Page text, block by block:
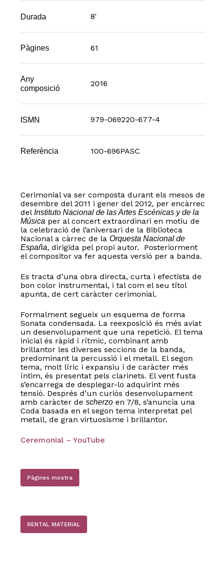
Durada 8'
Pàgines 61
Any
composició
2016
ISMN 979-069220-677-4
Referència 100-696PASC
Cerimonial va ser composta durant els mesos de
desembre del 2011 i gener del 2012, per encàrrec
del Instituto Nacional de las Artes Escénicas y de la
Músicaper al concert extraordinari en motiu de
la celebració de l’aniversari de la Biblioteca
Nacional a càrrec de la Orquesta Nacional de
España, dirigida pel propi autor. Posteriorment
el compositor va fer aquesta versió per a banda.
Es tracta d’una obra directa, curta i efectista de
bon color instrumental, i tal com el seu títol
apunta, de cert caràcter cerimonial.
Formalment segueix un esquema de forma
Sonata condensada. La reexposició és més aviat
un desenvolupament que una repetició. El tema
inicial és ràpid i rítmic, combinant amb
brillantor les diverses seccions de la banda,
predominant la percussió i el metall. El segon
tema, molt líric i expansiu i de caràcter més
íntim, és presentat pels clarinets. El vent fusta
s’encarrega de desplegar-lo adquirint més
tensió. Després d’un curiós desenvolupament
amb caràcter de scherzoen 7/8, s’anuncia una
Coda basada en el segon tema interpretat pel
metall, de gran virtuosisme i brillantor.
Ceremonial – YouTube
Pàgines mostra
RENTAL MATERIAL